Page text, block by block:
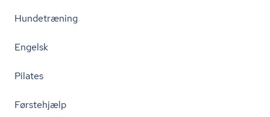
Hundetræning
Engelsk
Pilates
Førstehjælp